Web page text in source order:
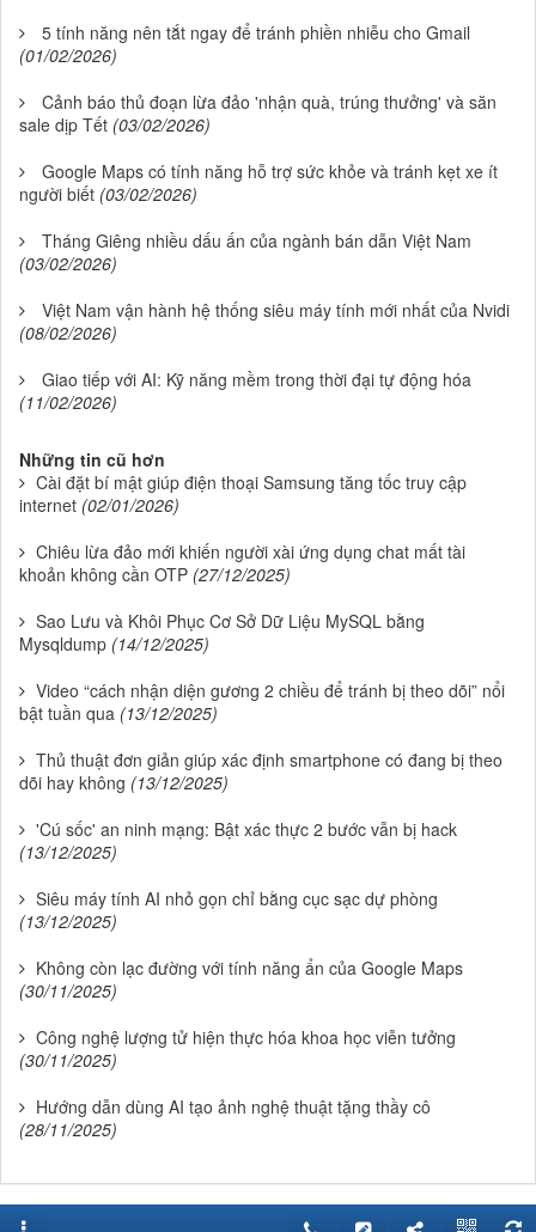
5 tính năng nên tắt ngay để tránh phiền nhiễu cho Gmail
(01/02/2026)
Cảnh báo thủ đoạn lừa đảo 'nhận quà, trúng thưởng' và săn
sale dịp Tết (03/02/2026)
Google Maps có tính năng hỗ trợ sức khỏe và tránh kẹt xe ít
người biết (03/02/2026)
Tháng Giêng nhiều dấu ấn của ngành bán dẫn Việt Nam
(03/02/2026)
Việt Nam vận hành hệ thống siêu máy tính mới nhất của Nvidi
(08/02/2026)
Giao tiếp với AI: Kỹ năng mềm trong thời đại tự động hóa
(11/02/2026)
Những tin cũ hơn
Cài đặt bí mật giúp điện thoại Samsung tăng tốc truy cập
internet (02/01/2026)
Chiêu lừa đảo mới khiến người xài ứng dụng chat mất tài
khoản không cần OTP (27/12/2025)
Sao Lưu và Khôi Phục Cơ Sở Dữ Liệu MySQL bằng
Mysqldump (14/12/2025)
Video “cách nhận diện gương 2 chiều để tránh bị theo dõi” nổi
bật tuần qua (13/12/2025)
Thủ thuật đơn giản giúp xác định smartphone có đang bị theo
dõi hay không (13/12/2025)
'Cú sốc' an ninh mạng: Bật xác thực 2 bước vẫn bị hack
(13/12/2025)
Siêu máy tính AI nhỏ gọn chỉ bằng cục sạc dự phòng
(13/12/2025)
Không còn lạc đường với tính năng ẩn của Google Maps
(30/11/2025)
Công nghệ lượng tử hiện thực hóa khoa học viễn tưởng
(30/11/2025)
Hướng dẫn dùng AI tạo ảnh nghệ thuật tặng thầy cô
(28/11/2025)